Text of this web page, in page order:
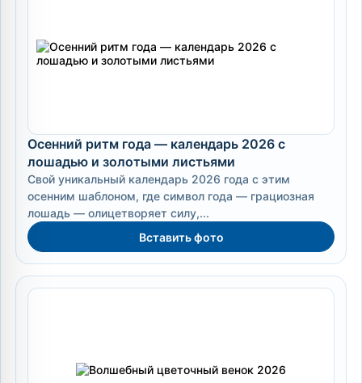
Осенний ритм года — календарь 2026 с
лошадью и золотыми листьями
Свой уникальный календарь 2026 года с этим
осенним шаблоном, где символ года — грациозная
лошадь — олицетворяет силу,...
Вставить фото